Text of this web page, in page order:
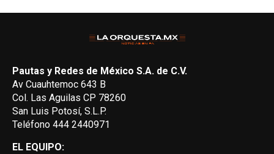
Pautas y Redes de México S.A. de C.V.
Av Cuauhtemoc 643 B
Col. Las Aguilas CP 78260
San Luis Potosí, S.L.P.
Teléfono 444 2440971
EL EQUIPO: